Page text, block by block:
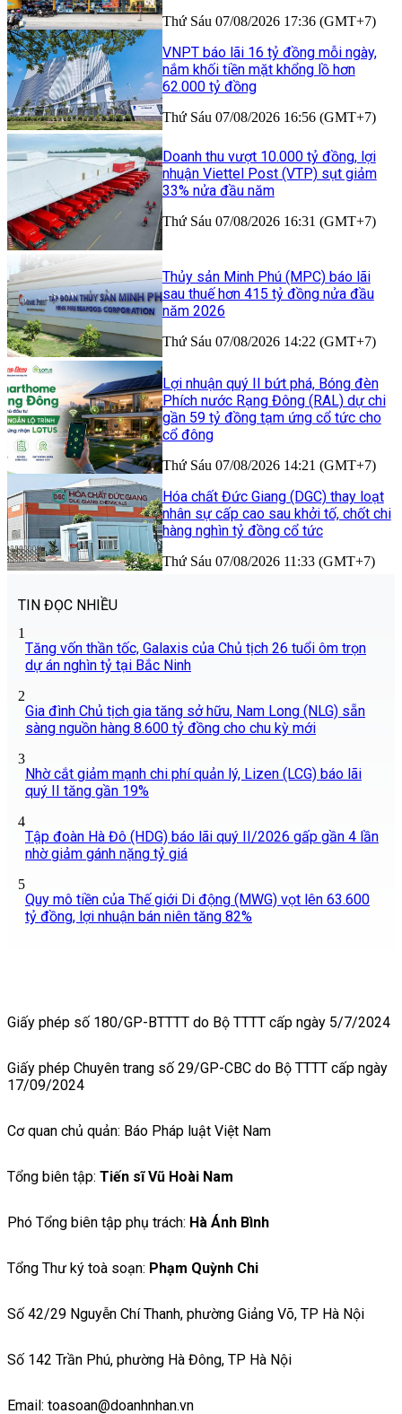
Thứ Sáu 07/08/2026 17:36 (GMT+7)
VNPT báo lãi 16 tỷ đồng mỗi ngày,
nắm khối tiền mặt khổng lồ hơn
62.000 tỷ đồng
Thứ Sáu 07/08/2026 16:56 (GMT+7)
Doanh thu vượt 10.000 tỷ đồng, lợi
nhuận Viettel Post (VTP) sụt giảm
33% nửa đầu năm
Thứ Sáu 07/08/2026 16:31 (GMT+7)
Thủy sản Minh Phú (MPC) báo lãi
sau thuế hơn 415 tỷ đồng nửa đầu
năm 2026
Thứ Sáu 07/08/2026 14:22 (GMT+7)
Lợi nhuận quý II bứt phá, Bóng đèn
Phích nước Rạng Đông (RAL) dự chi
gần 59 tỷ đồng tạm ứng cổ tức cho
cổ đông
Thứ Sáu 07/08/2026 14:21 (GMT+7)
Hóa chất Đức Giang (DGC) thay loạt
nhân sự cấp cao sau khởi tố, chốt chi
hàng nghìn tỷ đồng cổ tức
Thứ Sáu 07/08/2026 11:33 (GMT+7)
TIN ĐỌC NHIỀU
1
Tăng vốn thần tốc, Galaxis của Chủ tịch 26 tuổi ôm trọn
dự án nghìn tỷ tại Bắc Ninh
2
Gia đình Chủ tịch gia tăng sở hữu, Nam Long (NLG) sẵn
sàng nguồn hàng 8.600 tỷ đồng cho chu kỳ mới
3
Nhờ cắt giảm mạnh chi phí quản lý, Lizen (LCG) báo lãi
quý II tăng gần 19%
4
Tập đoàn Hà Đô (HDG) báo lãi quý II/2026 gấp gần 4 lần
nhờ giảm gánh nặng tỷ giá
5
Quy mô tiền của Thế giới Di động (MWG) vọt lên 63.600
tỷ đồng, lợi nhuận bán niên tăng 82%
Giấy phép số 180/GP-BTTTT do Bộ TTTT cấp ngày 5/7/2024
Giấy phép Chuyên trang số 29/GP-CBC do Bộ TTTT cấp ngày
17/09/2024
Cơ quan chủ quản: Báo Pháp luật Việt Nam
Tổng biên tập: Tiến sĩ Vũ Hoài Nam
Phó Tổng biên tập phụ trách: Hà Ánh Bình
Tổng Thư ký toà soạn: Phạm Quỳnh Chi
Số 42/29 Nguyễn Chí Thanh, phường Giảng Võ, TP Hà Nội
Số 142 Trần Phú, phường Hà Đông, TP Hà Nội
Email: toasoan@doanhnhan.vn